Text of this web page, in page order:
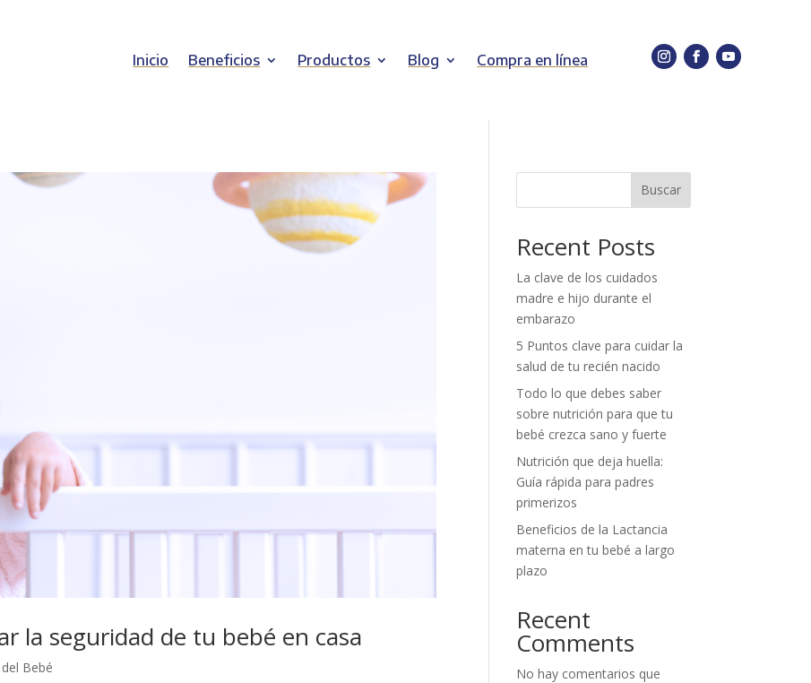
Inicio Beneficios Productos Blog Compra en línea
la seguridad de tu bebé en casa
Bebé
Buscar
Recent Posts
La clave de los cuidados
madre e hijo durante el
embarazo
5 Puntos clave para cuidar la
salud de tu recién nacido
Todo lo que debes saber
sobre nutrición para que tu
bebé crezca sano y fuerte
Nutrición que deja huella:
Guía rápida para padres
primerizos
Beneficios de la Lactancia
materna en tu bebé a largo
plazo
Recent
Comments
No hay comentarios que